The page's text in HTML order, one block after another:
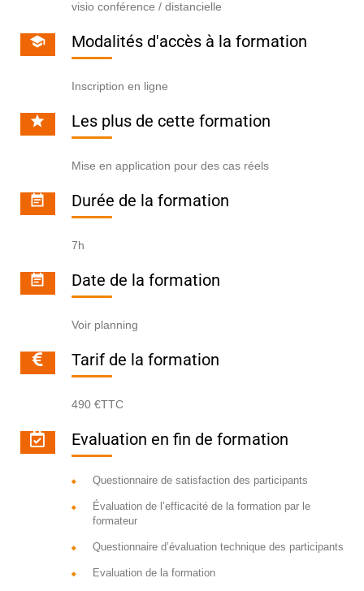
visio conférence / distancielle
Modalités d'accès à la formation
Inscription en ligne
Les plus de cette formation
Mise en application pour des cas réels
Durée de la formation
7h
Date de la formation
Voir planning
Tarif de la formation
490 €TTC
Evaluation en fin de formation
Questionnaire de satisfaction des participants
Évaluation de l’efficacité de la formation par le
formateur
Questionnaire d’évaluation technique des participants
Evaluation de la formation